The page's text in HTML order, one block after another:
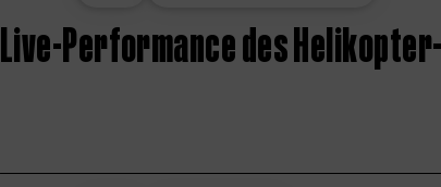
Live-Performance des